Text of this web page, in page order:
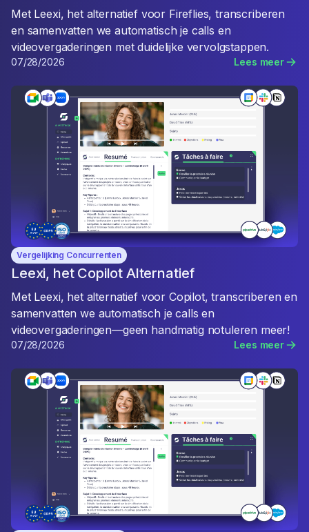
Met Leexi, het alternatief voor Fireflies, transcriberen
en samenvatten we automatisch je calls en
videovergaderingen met duidelijke vervolgstappen.
07/28/2026 Lees meer
Vergelijking Concurrenten
Leexi, het Copilot Alternatief
Met Leexi, het alternatief voor Copilot, transcriberen en
samenvatten we automatisch je calls en
videovergaderingen—geen handmatig notuleren meer!
07/28/2026 Lees meer